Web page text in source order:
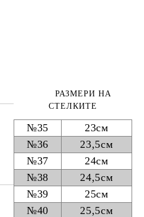
РАЗМЕРИ НА
СТЕЛКИТЕ
№35
23см
№36
23,5см
№37
24см
№38
24,5см
№39
25см
№40
25,5см